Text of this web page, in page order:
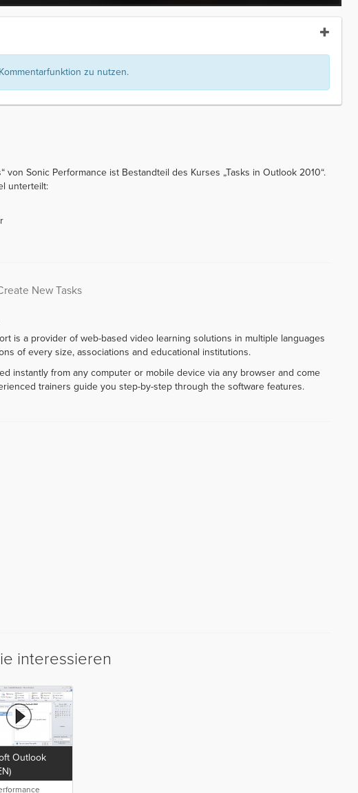
zu nutzen.
von Sonic Performance ist Bestandteil des Kurses „Tasks in Outlook 2010“.
unterteilt:
New Tasks
is a provider of web-based video learning solutions in multiple languages
of every size, associations and educational institutions.
instantly from any computer or mobile device via any browser and come
trainers guide you step-by-step through the software features.
interessieren
Outlook